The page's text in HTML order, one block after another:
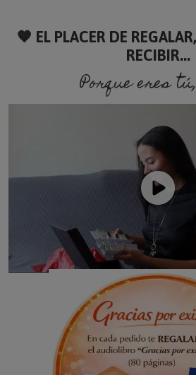
🧡 EL PLACER DE
RECIBIR...
Porque eres tú,